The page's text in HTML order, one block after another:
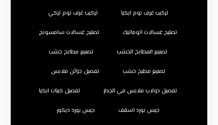
تركيب غرف نوم ايكيا تركيب غرف نوم تركي
تصليح غسالات اتوماتيك تصليح غسالات سامسونج
تصنيع المطابخ الخشب تصنيع مطابخ خشب
تصنيع مطبخ خشب تفصيل خزائن ملابس
تفصيل دولاب ملابس في الجدار تفصيل كبتات ايكيا
جبس بورد اسقف جبس بورد ديكور